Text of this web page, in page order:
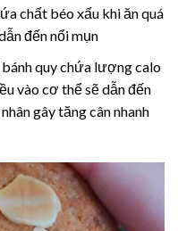
chất béo xấu khi ăn quá
đến nổi mụn
quy chứa lượng calo
vào cơ thể sẽ dẫn đến
gây tăng cân nhanh